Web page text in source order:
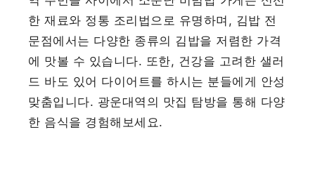
한 재료와 정통 조리법으로 유명하며, 김밥 전
문점에서는 다양한 종류의 김밥을 저렴한 가격
에 맛볼 수 있습니다. 또한, 건강을 고려한 샐러
드 바도 있어 다이어트를 하시는 분들에게 안성
맞춤입니다. 광운대역의 맛집 탐방을 통해 다양
한 음식을 경험해보세요.